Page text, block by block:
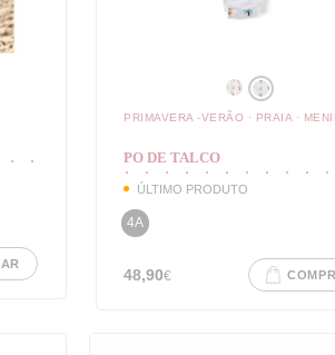
PRIMAVERA -VERÃO · PRAIA ·
PO DE TALCO
ÚLTIMO PRODUTO
4A
48,90€